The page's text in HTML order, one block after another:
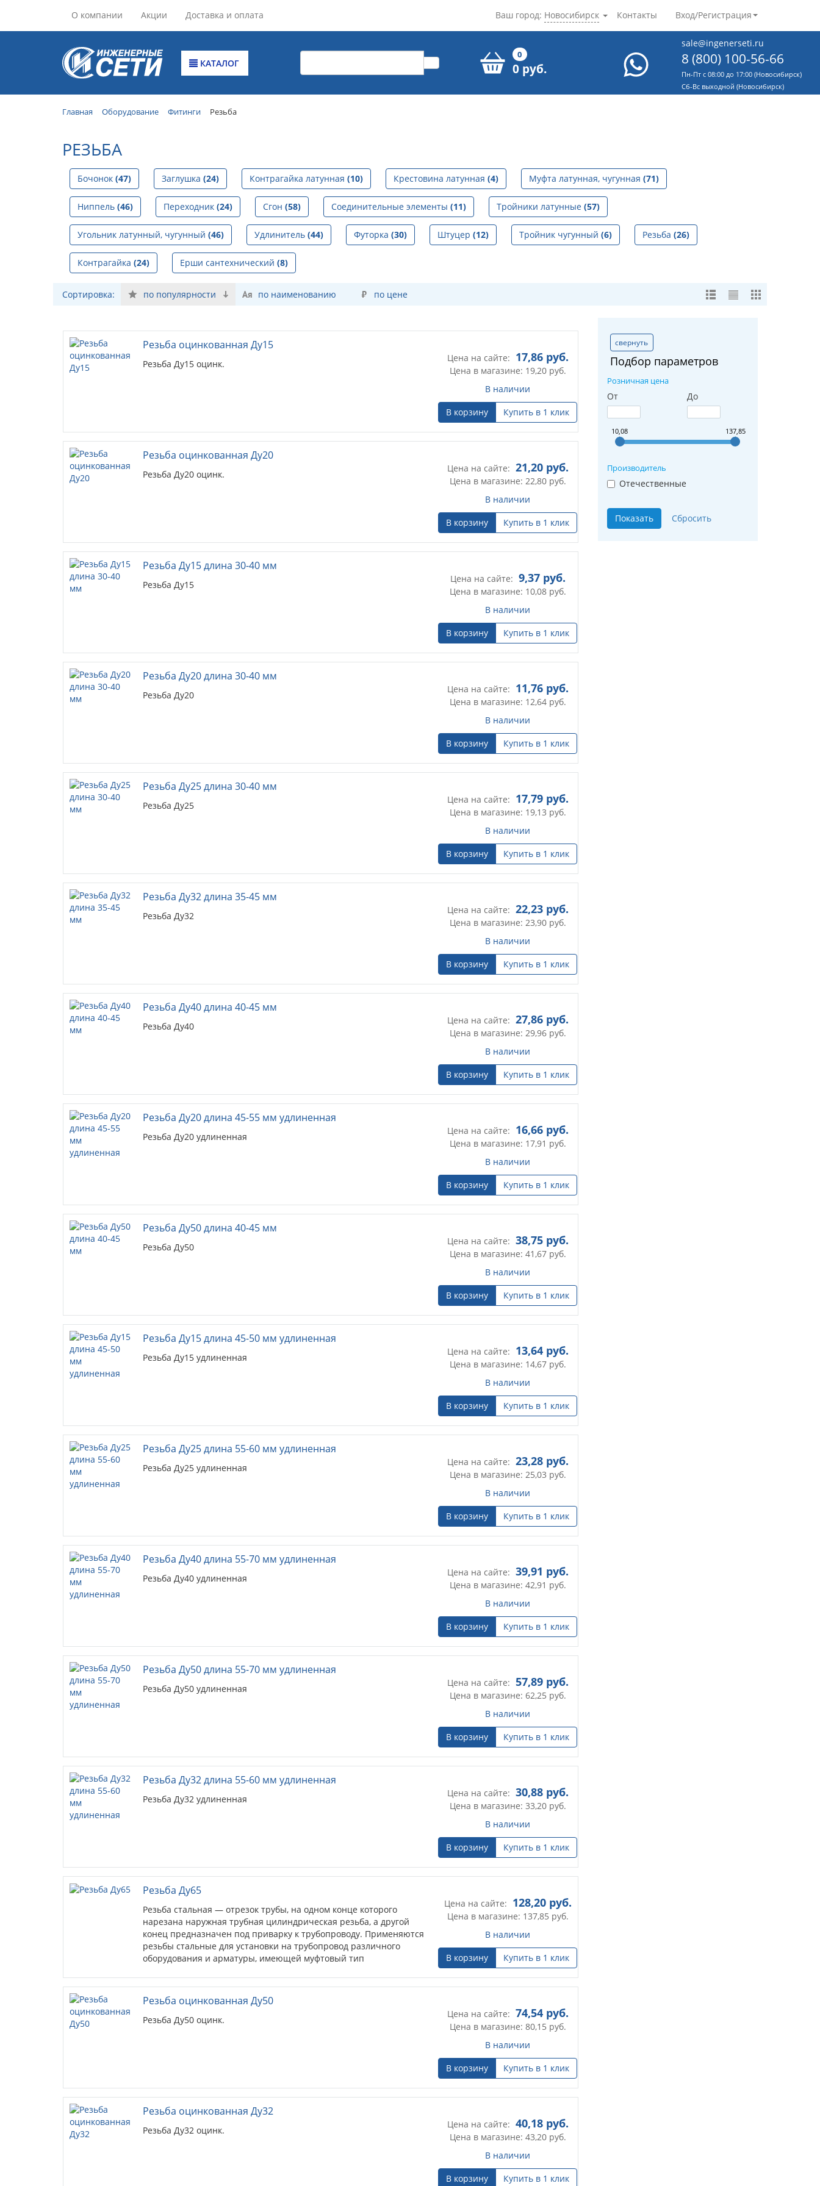
О компании Акции Доставка и оплата Контакты Вход/Регистрация
Ваш город: Новосибирск
КАТАЛОГ
0
0 руб.
sale@ingenerseti.ru
8 (800) 100-56-66
Пн-Пт с 08:00 до 17:00 (Новосибирск)
Cб-Вс выходной (Новосибирск)
Главная Оборудование Фитинги Резьба
РЕЗЬБА
Бочонок (47) Заглушка (24) Контрагайка латунная (10) Крестовина латунная (4) Муфта латунная, чугунная (71)
Ниппель (46) Переходник (24) Сгон (58) Соединительные элементы (11) Тройники латунные (57)
Угольник латунный, чугунный (46) Удлинитель (44) Футорка (30) Штуцер (12) Тройник чугунный (6) Резьба (26)
Контрагайка (24) Ерши сантехнический (8)
Сортировка: по популярности по наименованию по цене
свернуть
Подбор параметров
Розничная цена
От До
10,08 137,85
Производитель
Отечественные
Резьба оцинкованная Ду15
Резьба Ду15 оцинк.
Цена на сайте: 17,86руб.
Цена в магазине: 19,20руб.
В наличии
В корзину
Купить в 1 клик
Резьба оцинкованная Ду20
Резьба Ду20 оцинк.
Цена на сайте: 21,20руб.
Цена в магазине: 22,80руб.
В наличии
В корзину
Купить в 1 клик
Резьба Ду15 длина 30-40 мм
Резьба Ду15
Цена на сайте: 9,37руб.
Цена в магазине: 10,08руб.
В наличии
В корзину
Купить в 1 клик
Резьба Ду20 длина 30-40 мм
Резьба Ду20
Цена на сайте: 11,76руб.
Цена в магазине: 12,64руб.
В наличии
В корзину
Купить в 1 клик
Резьба Ду25 длина 30-40 мм
Резьба Ду25
Цена на сайте: 17,79руб.
Цена в магазине: 19,13 руб.
В наличии
В корзину
Купить в 1 клик
Резьба Ду32 длина 35-45 мм
Резьба Ду32
Цена на сайте: 22,23руб.
Цена в магазине: 23,90руб.
В наличии
В корзину
Купить в 1 клик
Резьба Ду40 длина 40-45 мм
Резьба Ду40
Цена на сайте: 27,86руб.
Цена в магазине: 29,96руб.
В наличии
В корзину
Купить в 1 клик
Резьба Ду20 длина 45-55 мм удлиненная
Резьба Ду20 удлиненная
Цена на сайте: 16,66руб.
Цена в магазине: 17,91 руб.
В наличии
В корзину
Купить в 1 клик
Резьба Ду50 длина 40-45 мм
Резьба Ду50
Цена на сайте: 38,75руб.
Цена в магазине: 41,67руб.
В наличии
В корзину
Купить в 1 клик
Резьба Ду15 длина 45-50 мм удлиненная
Резьба Ду15 удлиненная
Цена на сайте: 13,64руб.
Цена в магазине: 14,67руб.
В наличии
В корзину
Купить в 1 клик
Резьба Ду25 длина 55-60 мм удлиненная
Резьба Ду25 удлиненная
Цена на сайте: 23,28руб.
Цена в магазине: 25,03 руб.
В наличии
В корзину
Купить в 1 клик
Резьба Ду40 длина 55-70 мм удлиненная
Резьба Ду40 удлиненная
Цена на сайте: 39,91 руб.
Цена в магазине: 42,91 руб.
В наличии
В корзину
Купить в 1 клик
Резьба Ду50 длина 55-70 мм удлиненная
Резьба Ду50 удлиненная
Цена на сайте: 57,89руб.
Цена в магазине: 62,25 руб.
В наличии
В корзину
Купить в 1 клик
Резьба Ду32 длина 55-60 мм удлиненная
Резьба Ду32 удлиненная
Цена на сайте: 30,88руб.
Цена в магазине: 33,20руб.
В наличии
В корзину
Купить в 1 клик
Резьба Ду65
Резьба стальная — отрезок трубы, на одном конце которого
нарезана наружная трубная цилиндрическая резьба, а другой
конец предназначен под приварку к трубопроводу. Применяются
резьбы стальные для установки на трубопровод различного
оборудования и арматуры, имеющей муфтовый тип
Цена на сайте: 128,20руб.
Цена в магазине: 137,85 руб.
В наличии
В корзину
Купить в 1 клик
Резьба оцинкованная Ду50
Резьба Ду50 оцинк.
Цена на сайте: 74,54руб.
Цена в магазине: 80,15 руб.
В наличии
В корзину
Купить в 1 клик
Резьба оцинкованная Ду32
Резьба Ду32 оцинк.
Цена на сайте: 40,18руб.
Цена в магазине: 43,20руб.
В наличии
В корзину
Купить в 1 клик